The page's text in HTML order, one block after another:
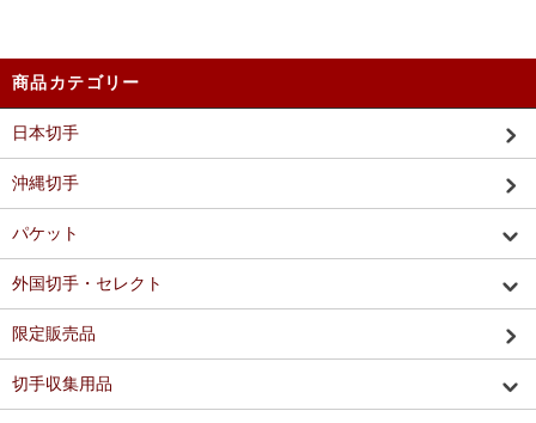
商品カテゴリー
日本切手
沖縄切手
パケット
外国切手・セレクト
限定販売品
切手収集用品